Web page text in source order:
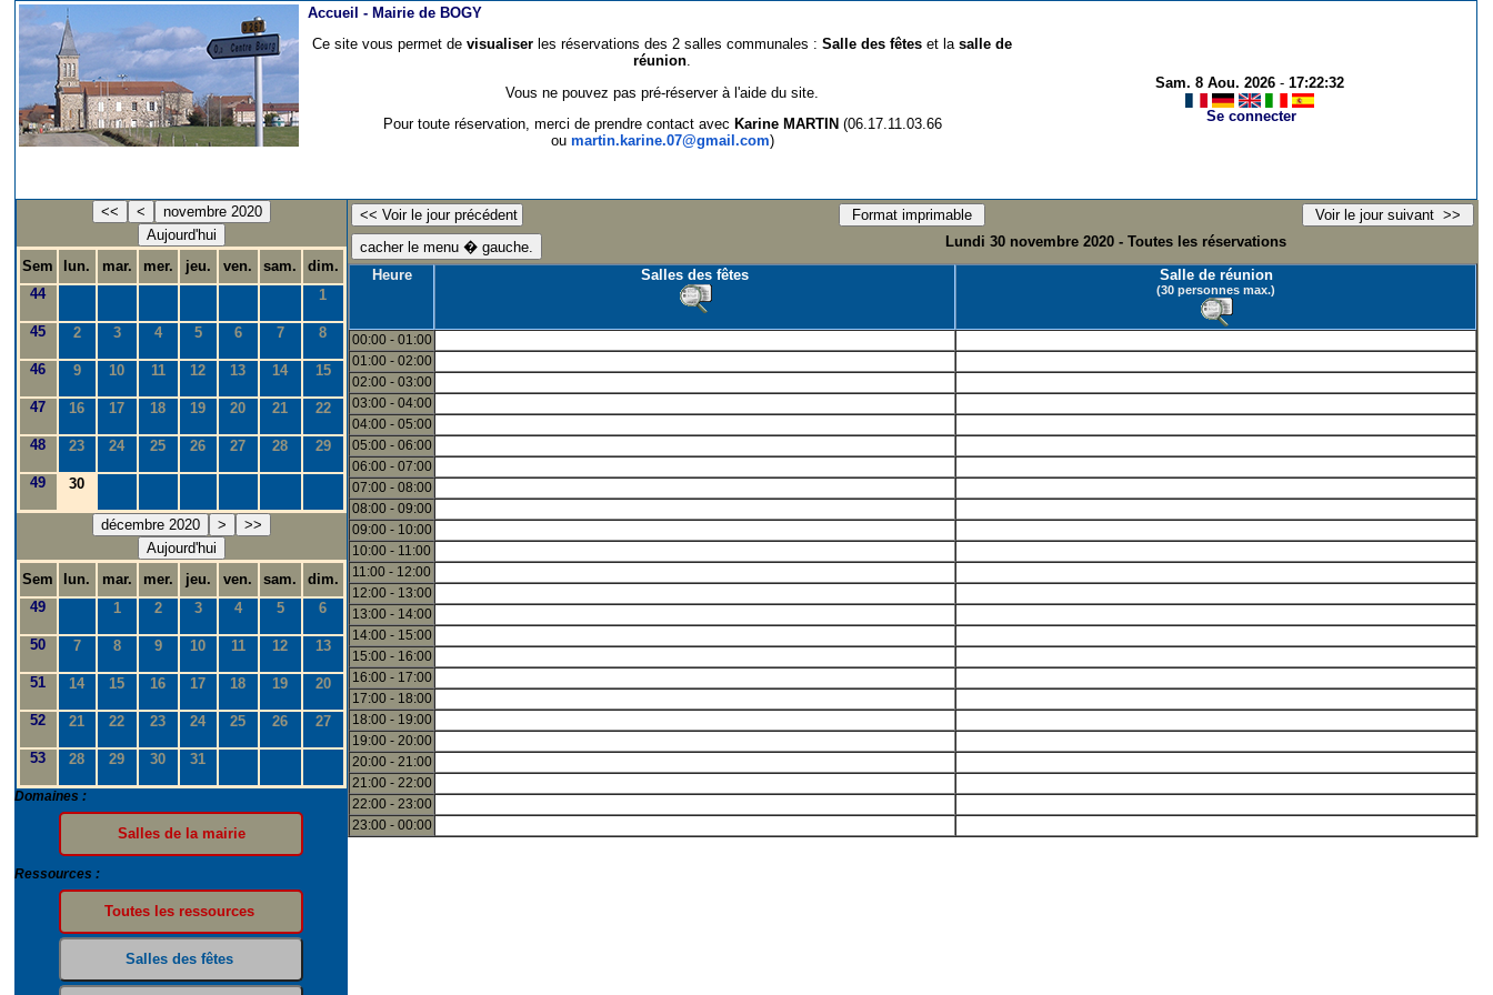
Accueil - Mairie de BOGY
Ce site vous permet devisualiser les réservations des 2 salles communales :Salle des fêtes et lasalle de
réunion.
Vous ne pouvez pas pré-réserver à l'aide du site.
Pour toute réservation, merci de prendre contact avec Karine MARTIN (06.17.11.03.66
ou martin.karine.07@gmail.com)
Sam. 8 Aou. 2026- 17:22:32
Se connecter
<< <
novembre 2020
Aujourd'hui
Sem
lun. mar. mer. jeu. ven. sam.
dim.
44
1
45 2 3 4 5 6 7 8
46 9 10 11 12 13 14 15
47 16 17 18 19 20 21 22
48 23 24 25 26 27 28 29
49 30
décembre 2020 >
>>
Aujourd'hui
Sem
lun. mar. mer. jeu. ven. sam.
dim.
49
1 2 3 4 5 6
50 7 8 9 10 11 12 13
51 14 15 16 17 18 19 20
52 21 22 23 24 25 26 27
53 28 29 30 31
Domaines :
Ressources :
Lundi 30 novembre 2020 - Toutes les réservations
Heure
Salles des fêtes Salle de réunion
(30 personnes max.)
00:00 - 01:00
01:00 - 02:00
02:00 - 03:00
03:00 - 04:00
04:00 - 05:00
05:00 - 06:00
06:00 - 07:00
07:00 - 08:00
08:00 - 09:00
09:00 - 10:00
10:00 - 11:00
11:00 - 12:00
12:00 - 13:00
13:00 - 14:00
14:00 - 15:00
15:00 - 16:00
16:00 - 17:00
17:00 - 18:00
18:00 - 19:00
19:00 - 20:00
20:00 - 21:00
21:00 - 22:00
22:00 - 23:00
23:00 - 00:00